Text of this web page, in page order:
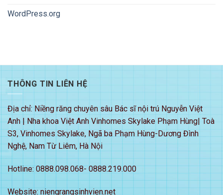
WordPress.org
THÔNG TIN LIÊN HỆ
Địa chỉ: Niềng răng chuyên sâu Bác sĩ nội trú Nguyễn Việt
Anh | Nha khoa Việt Anh Vinhomes Skylake Phạm Hùng| Toà
S3, Vinhomes Skylake, Ngã ba Phạm Hùng-Dương Đình
Nghệ, Nam Từ Liêm, Hà Nội
Hotline: 0888.098.068- 0888.219.000
Website: niengrangsinhvien.net